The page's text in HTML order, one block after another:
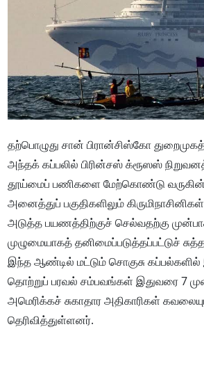
தற்பொழுது சான் பிரான்சிஸ்கோ
அந்தக் கப்பலில் பிரின்சஸ் க்ரூஸஸ்
தூய்மைப் பணிகளை மேற்கொண்டு
அனைத்துப் பகுதிகளிலும்
அடுத்த பயணத்திற்குச் செல்வதற்கு
முழுமையாகத் தனிமைப்படுத்தப்பட்டுச்
இந்த ஆண்டில் மட்டும் சொகுசு
தொற்றுப் பரவல் சம்பவங்கள் இதுவரை 7
அமெரிக்கச் சுகாதார அதிகாரிகள்
தெரிவித்துள்ளனர்.